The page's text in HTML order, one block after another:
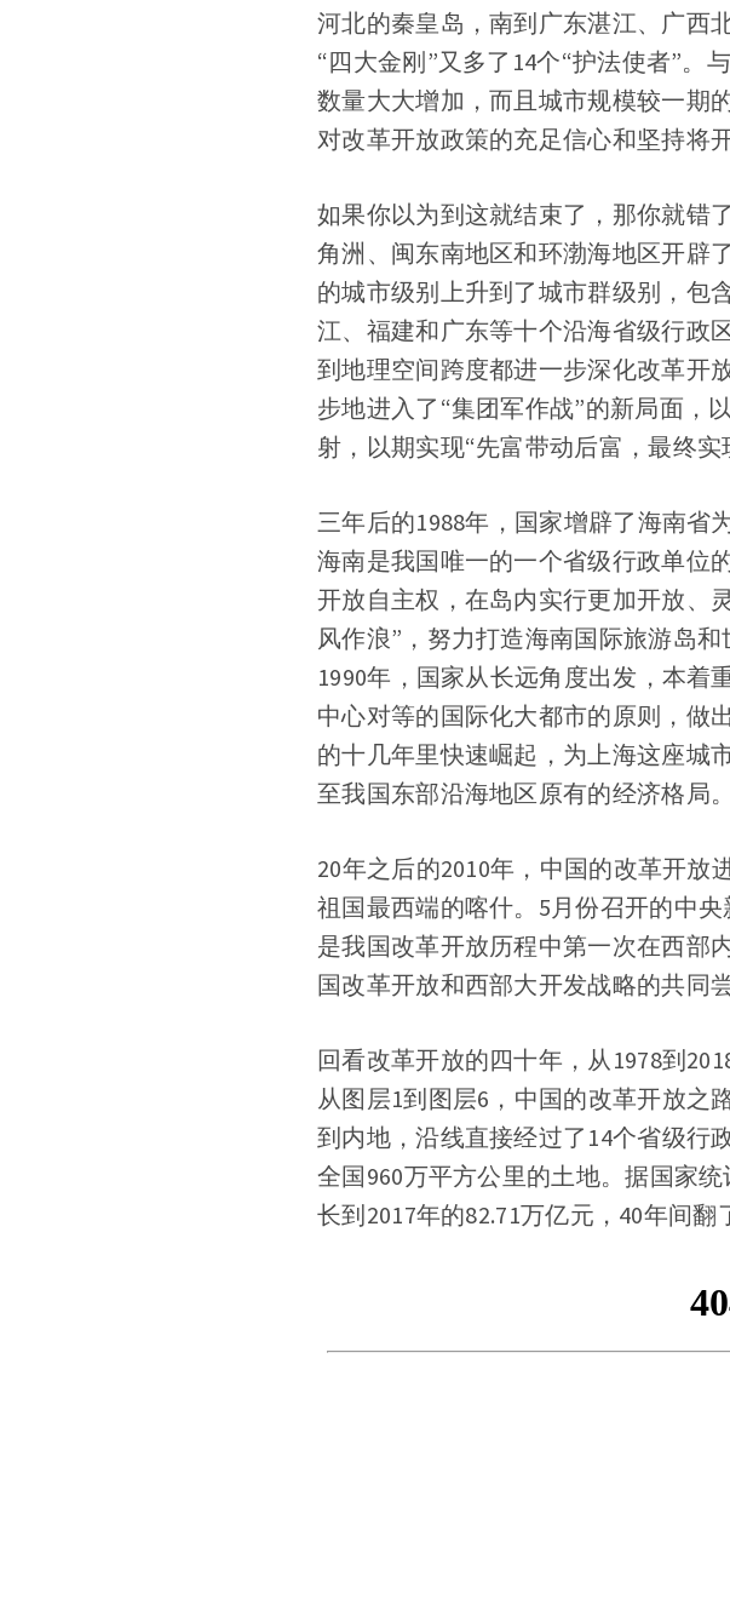
河北的秦皇岛，南到广东湛江、广西
“四大金刚”又多了14个“护法使者”。
数量大大增加，而且城市规模较一期
对改革开放政策的充足信心和坚持将
如果你以为到这就结束了，那你就错
角洲、闽东南地区和环渤海地区开辟
的城市级别上升到了城市群级别，包
江、福建和广东等十个沿海省级行政
到地理空间跨度都进一步深化改革开
步地进入了“集团军作战”的新局面，
射，以期实现“先富带动后富，最终实
三年后的1988年，国家增辟了海南省
海南是我国唯一的一个省级行政单位
开放自主权，在岛内实行更加开放、
风作浪”，努力打造海南国际旅游岛
1990年，国家从长远角度出发，本着
中心对等的国际化大都市的原则，做
的十几年里快速崛起，为上海这座城
至我国东部沿海地区原有的经济格局
20年之后的2010年，中国的改革开
祖国最西端的喀什。5月份召开的中
是我国改革开放历程中第一次在西部
国改革开放和西部大开发战略的共同尝
回看改革开放的四十年，从1978到
从图层1到图层6，中国的改革开放之
到内地，沿线直接经过了14个省级行
全国960万平方公里的土地。据国家
长到2017年的82.71万亿元，40年间